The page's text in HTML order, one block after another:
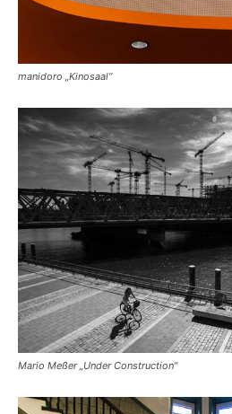
manidoro „Kinosaal“
Mario Meßer „Under Construction“